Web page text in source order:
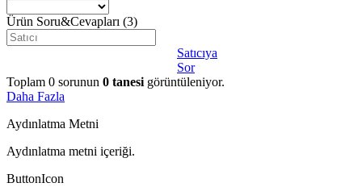
Ürün Soru&Cevapları (3)
Satıcıya
Sor
Toplam 0 sorunun 0 tanesi görüntüleniyor.
Daha Fazla
Aydınlatma Metni
Aydınlatma metni içeriği.
ButtonIcon